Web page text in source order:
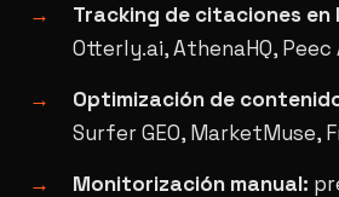
Tracking de citaciones en
Otterly.ai, AthenaHQ, Peec
Optimización de
Surfer GEO, MarketMuse,
Monitorización manual: